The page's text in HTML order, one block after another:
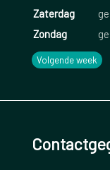
Zaterdag
Zondag
Volgende week